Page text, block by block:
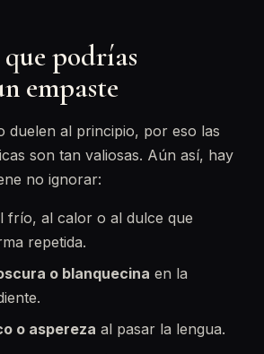
que podrías
empaste
duelen al principio, por eso las
son tan valiosas. Aún así, hay
no ignorar:
frío, al calor o al dulce que
repetida.
o blanquecina en la
o aspereza al pasar la lengua.